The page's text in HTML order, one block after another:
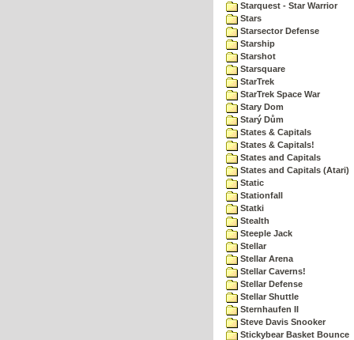
Starquest - Star Warrior
Stars
Starsector Defense
Starship
Starshot
Starsquare
StarTrek
StarTrek Space War
Stary Dom
Starý Dům
States & Capitals
States & Capitals!
States and Capitals
States and Capitals (Atari)
Static
Stationfall
Statki
Stealth
Steeple Jack
Stellar
Stellar Arena
Stellar Caverns!
Stellar Defense
Stellar Shuttle
Sternhaufen II
Steve Davis Snooker
Stickybear Basket Bounce